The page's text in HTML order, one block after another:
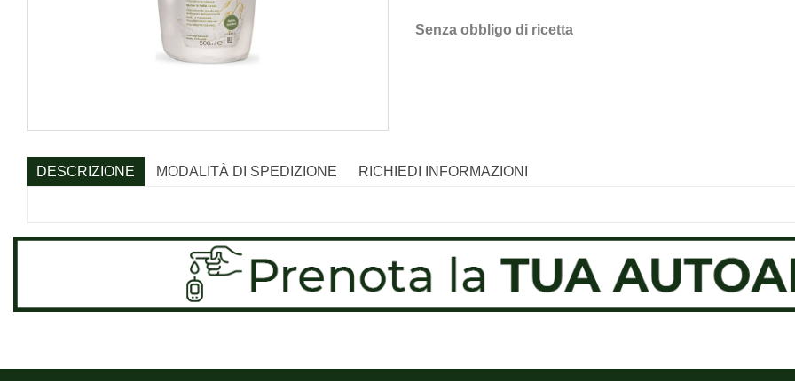
Senza obbligo di ricetta
DESCRIZIONE MODALITÀ DI SPEDIZIONE RICHIEDI INFORMAZIONI